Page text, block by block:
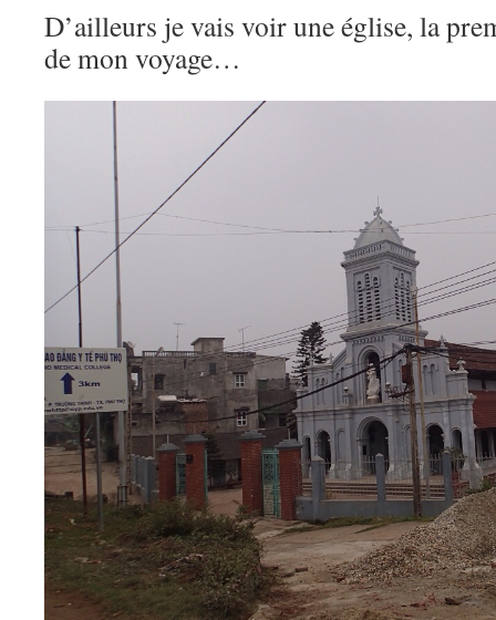
D’ailleurs je vais voir une église, la
de mon voyage…